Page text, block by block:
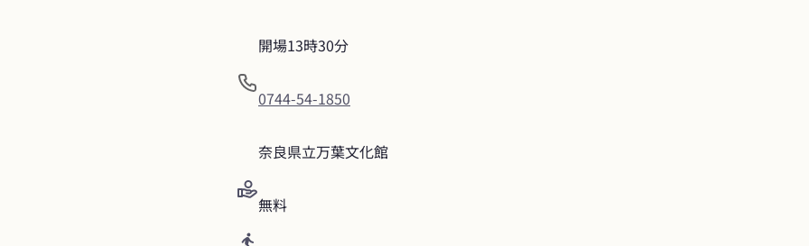
開場13時30分
0744-54-1850
奈良県立万葉文化館
無料